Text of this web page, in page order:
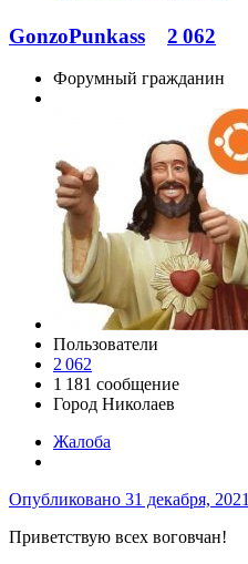
GonzoPunkass 2 062
Форумный гражданин
Пользователи
2 062
1 181 сообщение
Город Николаев
Жалоба
Опубликовано 31 декабря, 2021
Приветствую всех воговчан!